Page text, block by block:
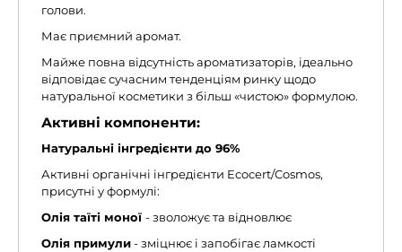
голови.
Має приємний аромат.
Майже повна відсутність ароматизаторів, ідеально
відповідає сучасним тенденціям ринку щодо
натуральної косметики з більш «чистою» формулою.
Активні компоненти:
Натуральні інгредієнти до 96%
Активні органічні інгредієнти Ecocert/Cosmos,
присутні у формулі:
Олія таїті моної - зволожує та відновлює
Олія примули- зміцнює і запобігає ламкості